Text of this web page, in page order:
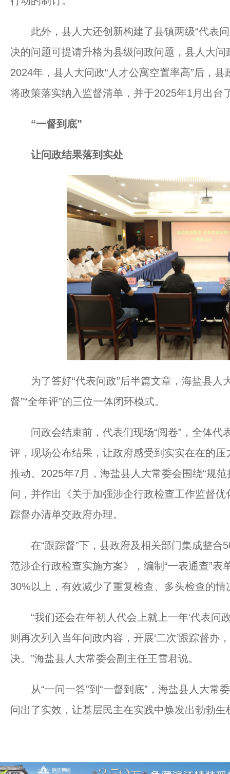
此外，县人大还创新构建了县镇两级“代表
决的问题可提请升格为县级问政问题，县人大
2024年，县人大问政“人才公寓空置率高”后，
将政策落实纳入监督清单，并于2025年1月出台
“一督到底”
让问政结果落到实处
为了答好“代表问政”后半篇文章，海盐县人
督”“全年评”的三位一体闭环模式。
问政会结束前，代表们现场“阅卷”，全体代
评，现场公布结果，让政府感受到实实在在的
推动。2025年7月，海盐县人大常委会围绕“规
问，并作出《关于加强涉企行政检查工作监督
踪督办清单交政府办理。
在“跟踪督”下，县政府及相关部门集成整合
范涉企行政检查实施方案》，编制“一表通查”
30%以上，有效减少了重复检查、多头检查的
“我们还会在年初人代会上就上一年‘代表问
则再次列入当年问政内容，开展‘二次’跟踪督办
决。”海盐县人大常委会副主任王雪君说。
从“一问一答”到“一督到底”，海盐县人大常委
问出了实效，让基层民主在实践中焕发出勃勃生